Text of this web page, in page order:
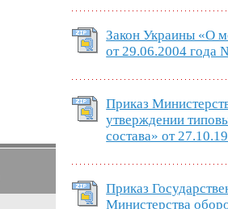
Закон Украины «О
от 29.06.2004 года
Приказ
утверждении
состава» от
Приказ
Министерства